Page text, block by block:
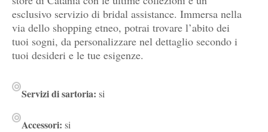
esclusivo servizio di bridal assistance. Immersa nella
via dello shopping etneo, potrai trovare l’abito dei
tuoi sogni, da personalizzare nel dettaglio secondo i
tuoi desideri e le tue esigenze.
Servizi di sartoria: si
Accessori: si